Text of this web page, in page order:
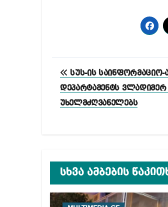
პოსტის
ნავიგაცია
სუს-ის საინფორმაციო-
დეპარტამენტს ვლადიმერ
უხელმძღვანელებს
სხვა ამბების